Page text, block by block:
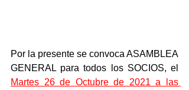
Por la presente se convoca ASAMBLEA
Martes 26 de Octubre de 2021 a las